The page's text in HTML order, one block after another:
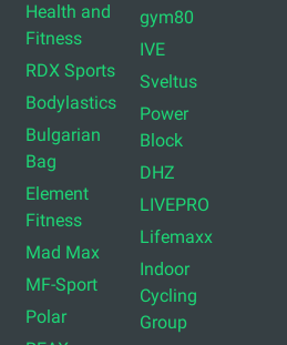
Health and
Fitness
RDX Sports
Bodylastics
Bulgarian
Bag
Element
Fitness
Mad Max
MF-Sport
Polar
gym80
IVE
Sveltus
Power
Block
DHZ
LIVEPRO
Lifemaxx
Indoor
Cycling
Group